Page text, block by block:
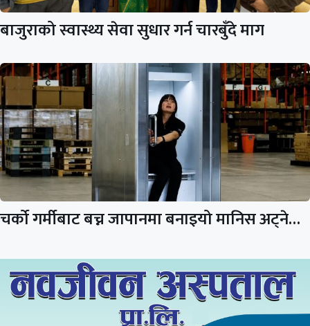
बाजुराको स्वास्थ्य सेवा सुधार गर्न चारबुँदे माग
चर्को गर्मीबाट बच्न जापानमा बनाइयो मानिस अट्ने…